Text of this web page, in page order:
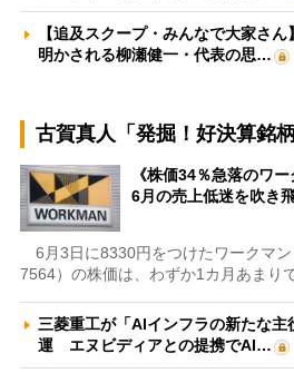
【追及スクープ・みんなで大家さ
明かされる柳瀬健一・代表の思…
古賀真人「発掘！好決算銘柄
《株価34％急落のワ
6月の売上低迷を吹き
6月3日に8330円をつけたワークマン
7564）の株価は、わずか1カ月あまり
三菱重工が「AIインフラの新たな
運 エヌビディアとの提携でAI…